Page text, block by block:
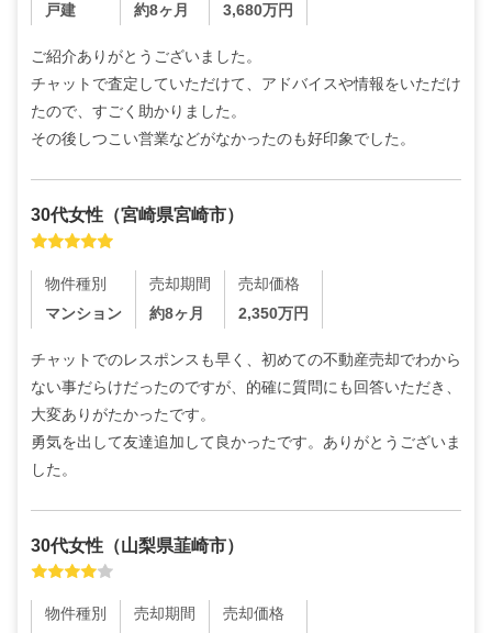
戸建
約8ヶ月
3,680万円
ご紹介ありがとうございました。
チャットで査定していただけて、アドバイスや情報をいただけ
たので、すごく助かりました。
その後しつこい営業などがなかったのも好印象でした。
30代女性 （宮崎県宮崎市）
物件種別
マンション
売却期間
約8ヶ月
売却価格
2,350万円
チャットでのレスポンスも早く、初めての不動産売却でわから
ない事だらけだったのですが、的確に質問にも回答いただき、
大変ありがたかったです。
勇気を出して友達追加して良かったです。ありがとうございま
した。
30代女性 （山梨県韮崎市）
物件種別
売却期間
売却価格